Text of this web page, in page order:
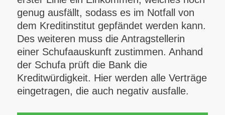
genug ausfällt, sodass es im Notfall von
dem Kreditinstitut gepfändet werden kann.
Des weiteren muss die Antragstellerin
einer Schufaauskunft zustimmen. Anhand
der Schufa prüft die Bank die
Kreditwürdigkeit. Hier werden alle Verträge
eingetragen, die auch negativ ausfalle.